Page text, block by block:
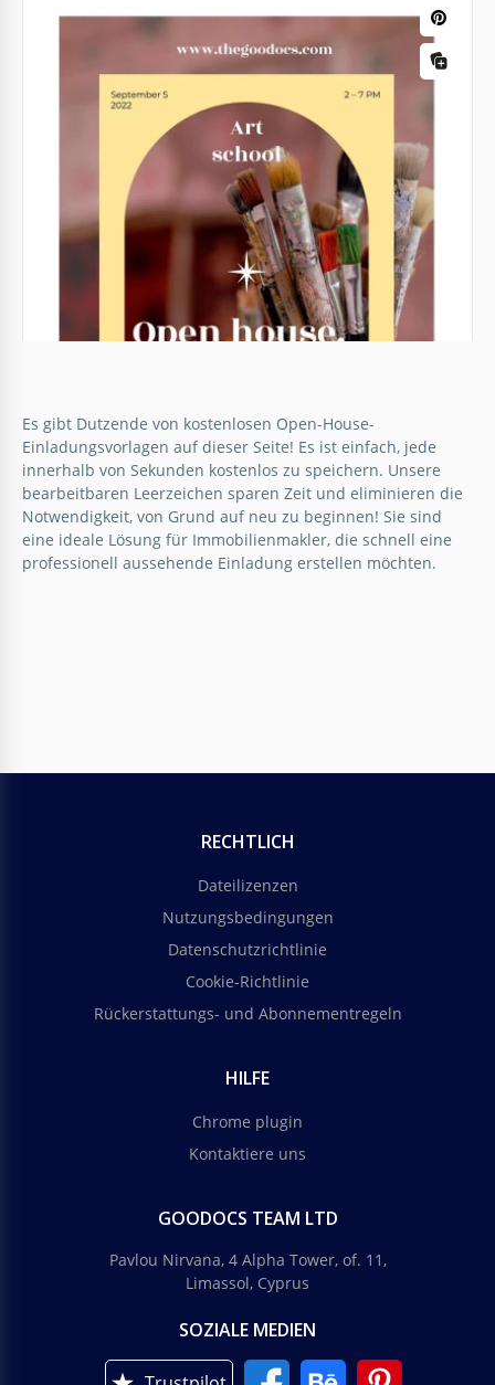
Einladungsvorlage für die Kunstschule.
Es gibt Dutzende von kostenlosen Open-House-
Einladungsvorlagen auf dieser Seite! Es ist einfach, jede
innerhalb von Sekunden kostenlos zu speichern. Unsere
bearbeitbaren Leerzeichen sparen Zeit und eliminieren die
Notwendigkeit, von Grund auf neu zu beginnen! Sie sind
eine ideale Lösung für Immobilienmakler, die schnell eine
professionell aussehende Einladung erstellen möchten.
RECHTLICH
Dateilizenzen
Nutzungsbedingungen
Datenschutzrichtlinie
Cookie-Richtlinie
Rückerstattungs- und Abonnementregeln
HILFE
Chrome plugin
Kontaktiere uns
GOODOCS TEAM LTD
Pavlou Nirvana, 4 Alpha Tower, of. 11,
Limassol, Cyprus
SOZIALE MEDIEN